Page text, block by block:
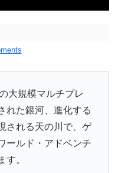
大規模マルチプレ
れた銀河、進化する
される天の川で、ゲ
ールド・アドベンチ
す。